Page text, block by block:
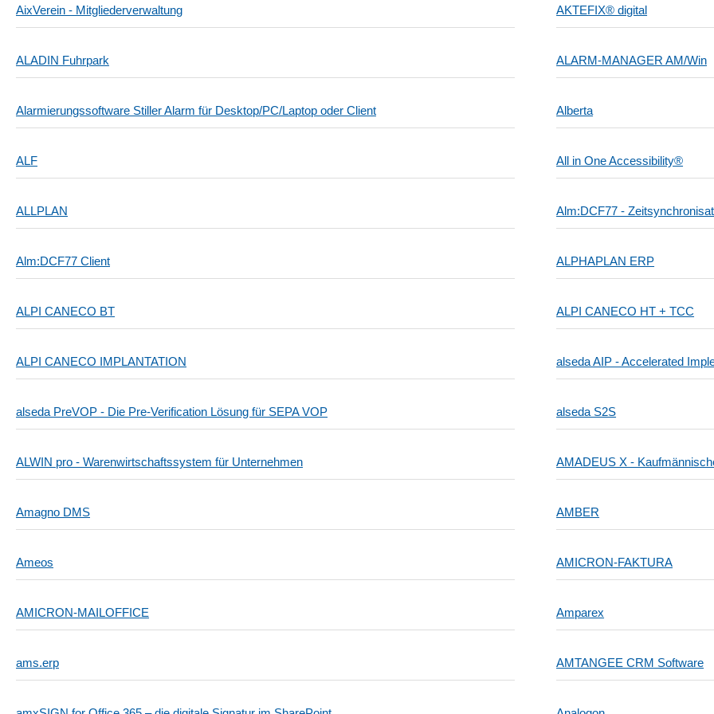
AixVerein - Mitgliederverwaltung AKTEFIX® digital
ALADIN Fuhrpark ALARM-MANAGER AM/Win
Alarmierungssoftware Stiller Alarm für Desktop/PC/Laptop oder Client Alberta
ALF All in One Accessibility®
ALLPLAN Alm:DCF77 -
Alm:DCF77 Client ALPHAPLAN ERP
ALPI CANECO BT ALPI CANECO HT + TCC
ALPI CANECO IMPLANTATION alseda AIP - Accelerated
alseda PreVOP - Die Pre-Verification Lösung für SEPA VOP alseda S2S
ALWIN pro - Warenwirtschaftssystem für Unternehmen AMADEUS X -
Amagno DMS AMBER
Ameos AMICRON-FAKTURA
AMICRON-MAILOFFICE Amparex
ams.erp AMTANGEE CRM Software